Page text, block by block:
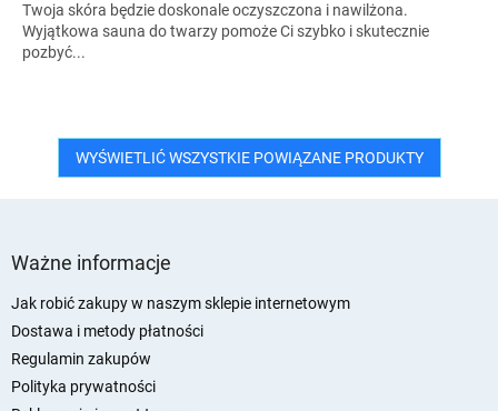
Twoja skóra będzie doskonale oczyszczona i nawilżona.
Wyjątkowa sauna do twarzy pomoże Ci szybko i skutecznie
pozbyć...
WYŚWIETLIĆ WSZYSTKIE POWIĄZANE PRODUKTY
Ważne informacje
Jak robić zakupy w naszym sklepie internetowym
Dostawa i metody płatności
Regulamin zakupów
Polityka prywatności